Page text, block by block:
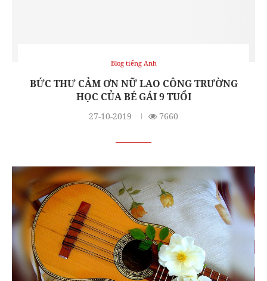
Blog tiếng Anh
BỨC THƯ CẢM ƠN NỮ LAO CÔNG TRƯỜNG
HỌC CỦA BÉ GÁI 9 TUỔI
27-10-2019 7660